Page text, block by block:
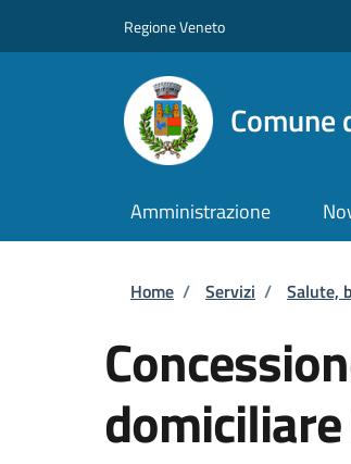
Regione Veneto
Comune
Amministrazione
Briciole di
Home / Servizi / Salute,
domiciliare